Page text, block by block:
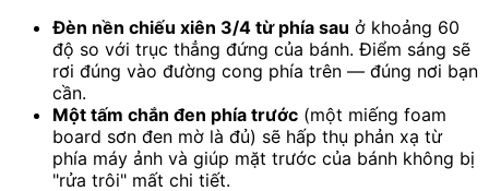
Đèn nền chiếu xiên 3/4 từ phía sau ở khoảng 60
độ so với trục thẳng đứng của bánh. Điểm sáng sẽ
rơi đúng vào đường cong phía trên — đúng nơi bạn
cần.
Một tấm chắn đen phía trước (một miếng foam
board sơn đen mờ là đủ) sẽ hấp thụ phản xạ từ
phía máy ảnh và giúp mặt trước của bánh không bị
"rửa trôi" mất chi tiết.